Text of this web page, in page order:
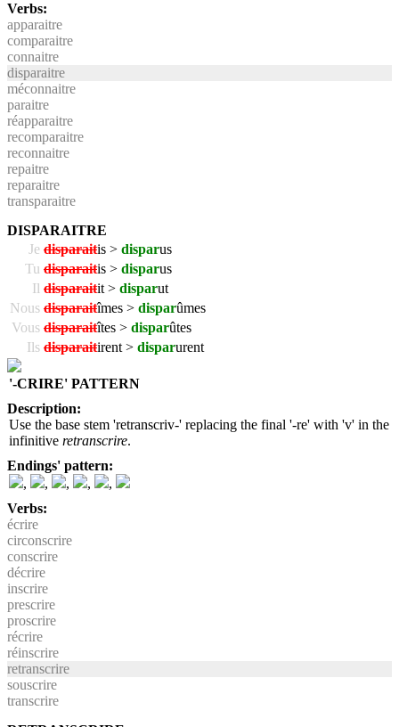
Verbs:
apparaitre
comparaitre
connaitre
disparaitre
méconnaitre
paraitre
réapparaitre
recomparaitre
reconnaitre
repaitre
reparaitre
transparaitre
DISPARAITRE
Je disparaitis > disparus
Tu disparaitis > disparus
Il disparaitit > disparut
Nous disparaitîmes > disparûmes
Vous disparaitîtes > disparûtes
Ils disparaitirent > disparurent
'-CRIRE' PATTERN
Description:
Use the base stem 'retranscriv-' replacing the final '-re' with 'v' in the
infinitive retranscrire.
Endings' pattern:
,
, , ,
,
Verbs:
écrire
circonscrire
conscrire
décrire
inscrire
prescrire
proscrire
récrire
réinscrire
retranscrire
souscrire
transcrire